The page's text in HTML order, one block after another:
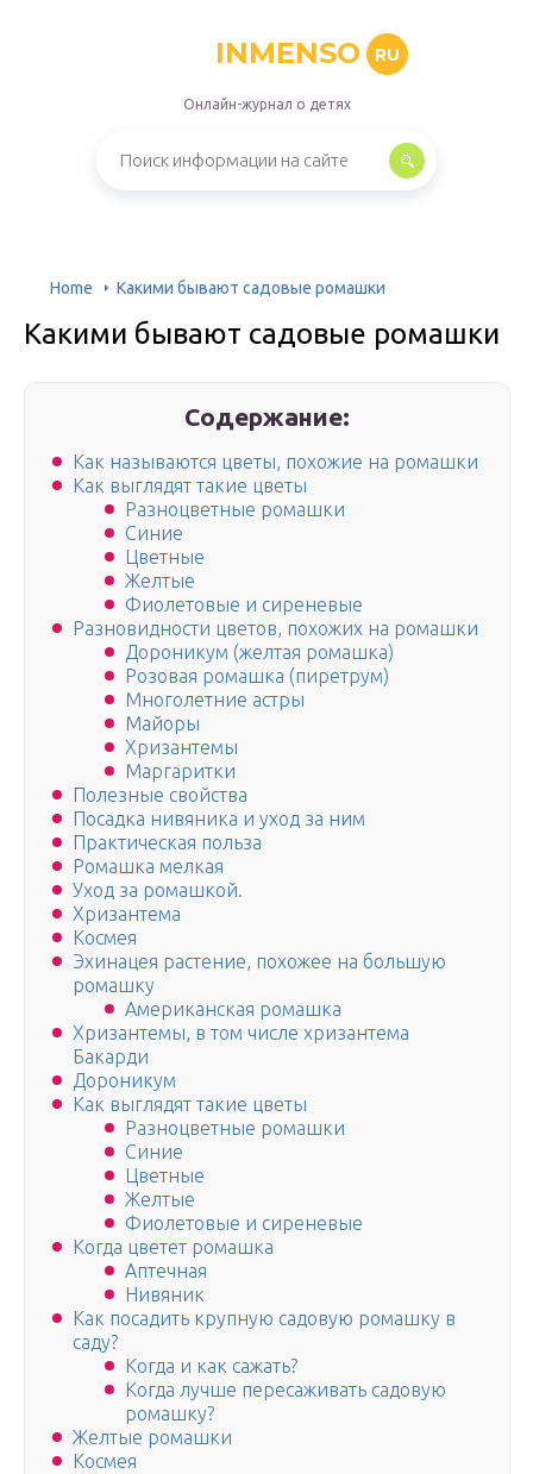
INMENSO RU
Онлайн-журнал о детях
Home Какими бывают садовые ромашки
Какими бывают садовые ромашки
Содержание:
Как называются цветы, похожие на ромашки
Как выглядят такие цветы
Разноцветные ромашки
Синие
Цветные
Желтые
Фиолетовые и сиреневые
Разновидности цветов, похожих на poмaшки
Дороникум (желтая ромашка)
Розовая ромашка (пиретрум)
Многолетние астры
Майоры
Хризантемы
Маргаритки
Полезные свойства
Посадка нивяника и уход за ним
Практическая польза
Ромашка мелкая
Уход за ромашкой.
Хризантема
Космея
Эхинацея растение, похожее на большую
ромашку
Американская ромашка
Хризантемы, в том числе хризантема
Бакарди
Дороникум
Как выглядят такие цветы
Разноцветные ромашки
Синие
Цветные
Желтые
Фиолетовые и сиреневые
Когда цветет ромашка
Аптечная
Нивяник
Как посадить крупную садовую ромашку в
саду?
Когда и как сажать?
Когда лучше пересаживать садовую
ромашку?
Желтые ромашки
Космея